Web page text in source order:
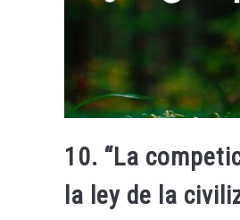
10. “La
la ley de la